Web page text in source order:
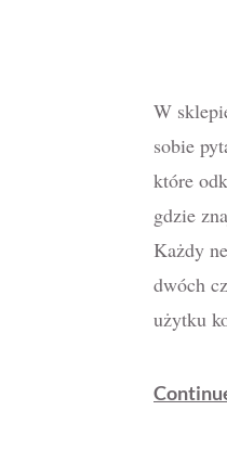
W
sobie
które
gdzie
Każdy
dwóch
użytku